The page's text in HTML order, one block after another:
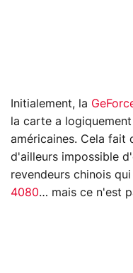
Initialement, la
la carte a
américaines. Cela fait
d'ailleurs impossible
revendeurs chinois
4080… mais ce n'est